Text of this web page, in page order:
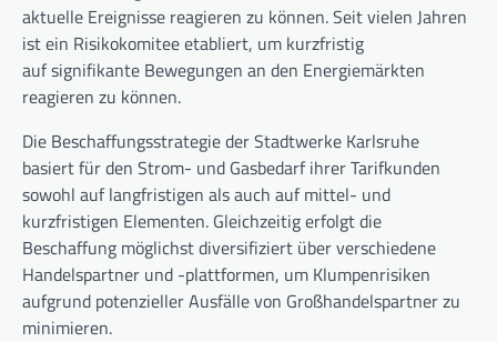
aktuelle Ereignisse reagieren zu können. Seit vielen Jahren
ist ein Risikokomitee etabliert, um kurzfristig
auf signifikante Bewegungen an den Energiemärkten
reagieren zu können.
Die Beschaffungsstrategie der Stadtwerke Karlsruhe
basiert für den Strom- und Gasbedarf ihrer Tarifkunden
sowohl auf langfristigen als auch auf mittel- und
kurzfristigen Elementen. Gleichzeitig erfolgt die
Beschaffung möglichst diversifiziert über verschiedene
Handelspartner und -plattformen, um Klumpenrisiken
aufgrund potenzieller Ausfälle von Großhandelspartner zu
minimieren.